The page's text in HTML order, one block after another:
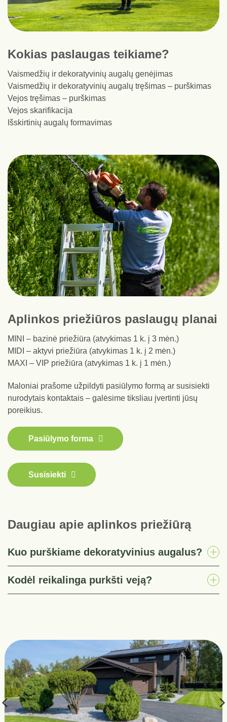
Kokias paslaugas teikiame?
Vaismedžių ir dekoratyvinių augalų genėjimas
Vaismedžių ir dekoratyvinių augalų tręšimas – purškimas
Vejos tręšimas – purškimas
Vejos skarifikacija
Išskirtinių augalų formavimas
Aplinkos priežiūros paslaugų planai
MINI – bazinė priežiūra (atvykimas 1 k. į 3 mėn.)
MIDI – aktyvi priežiūra (atvykimas 1 k. į 2 mėn.)
MAXI – VIP priežiūra (atvykimas 1 k. į 1 mėn.)
Maloniai prašome užpildyti pasiūlymo formą ar susisiekti
nurodytais kontaktais – galėsime tiksliau įvertinti jūsų
poreikius.
Pasiūlymo forma
Susisiekti
Daugiau apie aplinkos priežiūrą
Kuo purškiame dekoratyvinius augalus?
Kodėl reikalinga purkšti veją?